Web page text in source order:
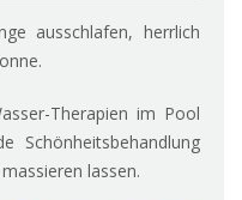
ausschlafen, herrlich
Therapien im Pool
Schönheitsbehandlung
lassen.